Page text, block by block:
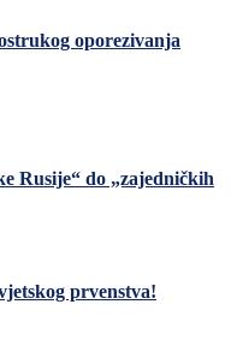
oporezivanja
Rusije“ do „zajedničkih
prvenstva!